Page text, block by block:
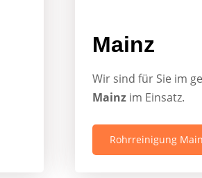
Mainz
Wir sind für Sie im
Mainz im Einsatz.
Rohrreinigung